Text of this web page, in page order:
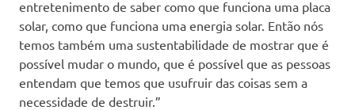
entretenimento de saber como que funciona uma placa
solar, como que funciona uma energia solar. Então nós
temos também uma sustentabilidade de mostrar que é
possível mudar o mundo, que é possível que as pessoas
entendam que temos que usufruir das coisas sem a
necessidade de destruir.”